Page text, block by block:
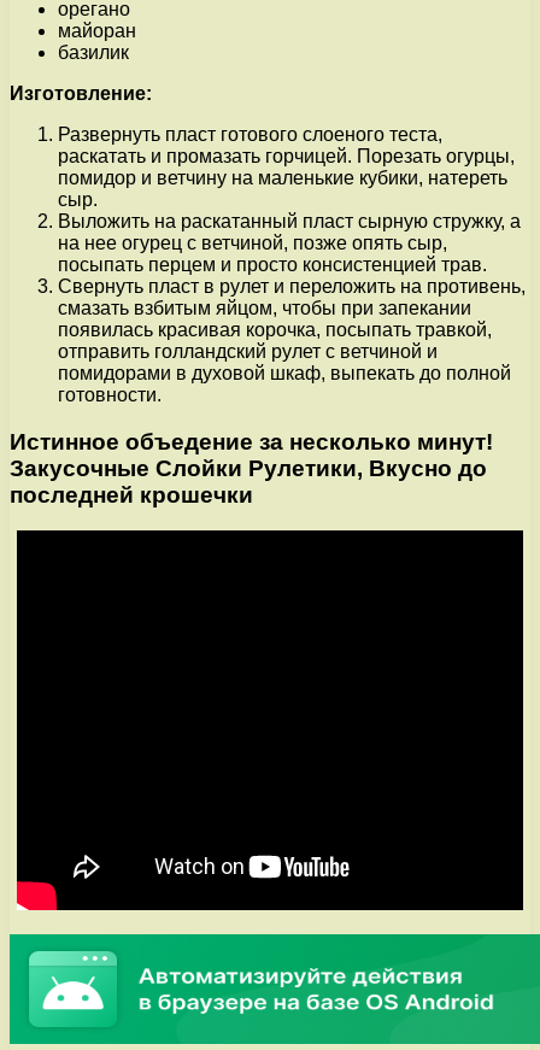
орегано
майоран
базилик
Изготовление:
Развернуть пласт готового слоеного теста,
раскатать и промазать горчицей. Порезать огурцы,
помидор и ветчину на маленькие кубики, натереть
сыр.
Выложить на раскатанный пласт сырную стружку, а
на нее огурец с ветчиной, позже опять сыр,
посыпать перцем и просто консистенцией трав.
Свернуть пласт в рулет и переложить на противень,
смазать взбитым яйцом, чтобы при запекании
появилась красивая корочка, посыпать травкой,
отправить голландский рулет с ветчиной и
помидорами в духовой шкаф, выпекать до полной
готовности.
Истинное объедение за несколько минут!
Закусочные Слойки Рулетики, Вкусно до
последней крошечки